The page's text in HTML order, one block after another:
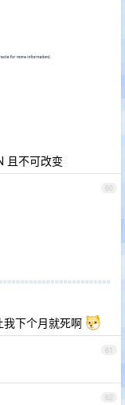
且不可改变
60
下个月就死啊
61
62